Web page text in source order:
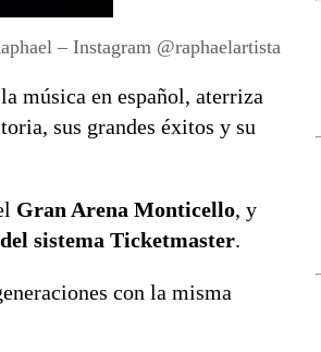
– Instagram @raphaelartista
música en español, aterriza
sus grandes éxitos y su
Gran Arena Monticello, y
sistema Ticketmaster.
con la misma